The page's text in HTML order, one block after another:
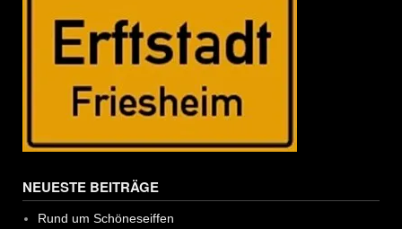
NEUESTE BEITRÄGE
Rund um Schöneseiffen